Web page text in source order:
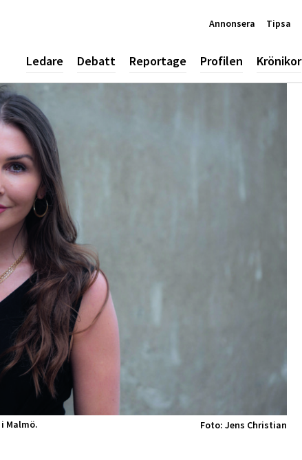
Ledare Debatt Reportage Profilen Krönikor
Annonsera Tipsa
Malmö. Foto: Jens Christian